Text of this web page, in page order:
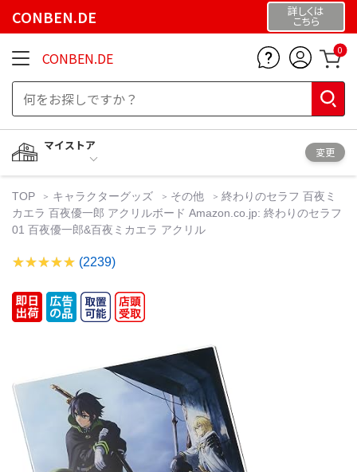
CONBEN.DE 詳しくは
こちら
CONBEN.DE 0
マイストア
変更
TOP キャラクターグッズ その他
終わりのセラフ 百夜ミ
カエラ 百夜優一郎 アクリルボード Amazon.co.jp: 終わりのセラフ
01 百夜優一郎&百夜ミカエラ アクリル
(2239)